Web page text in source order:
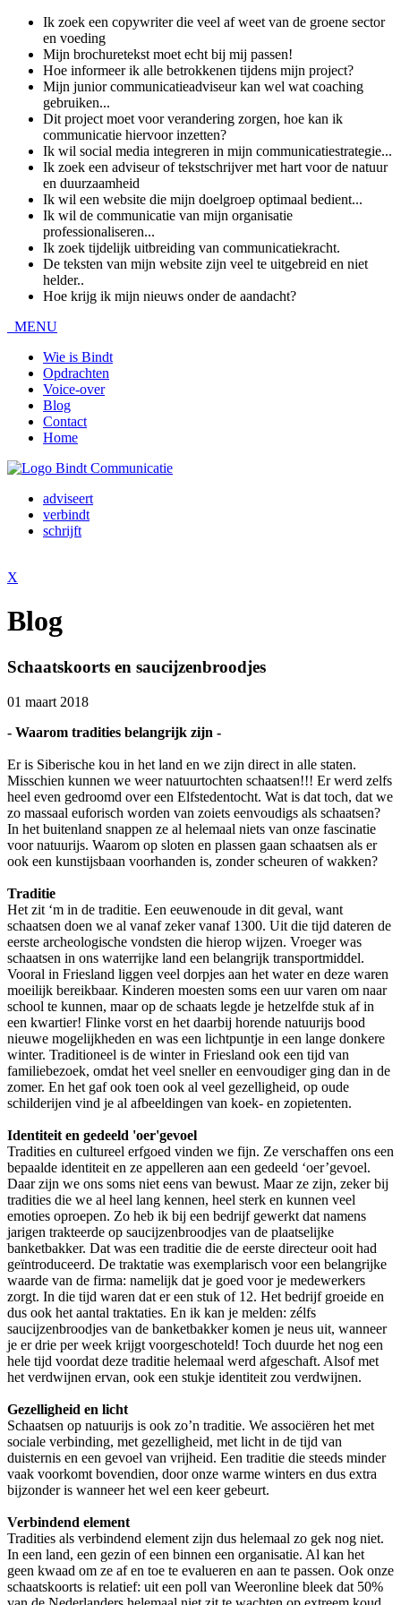
Ik zoek een copywriter die veel af weet van de groene sector
en voeding
Mijn brochuretekst moet echt bij mij passen!
Hoe informeer ik alle betrokkenen tijdens mijn project?
Mijn junior communicatieadviseur kan wel wat coaching
gebruiken...
Dit project moet voor verandering zorgen, hoe kan ik
communicatie hiervoor inzetten?
Ik wil social media integreren in mijn communicatiestrategie...
Ik zoek een adviseur of tekstschrijver met hart voor de natuur
en duurzaamheid
Ik wil een website die mijn doelgroep optimaal bedient...
Ik wil de communicatie van mijn organisatie
professionaliseren...
Ik zoek tijdelijk uitbreiding van communicatiekracht.
De teksten van mijn website zijn veel te uitgebreid en niet
helder..
Hoe krijg ik mijn nieuws onder de aandacht?
MENU
Wie is Bindt
Opdrachten
Voice-over
Blog
Contact
Home
adviseert
verbindt
schrijft
X
Blog
Schaatskoorts en saucijzenbroodjes
01 maart 2018
- Waarom tradities belangrijk zijn -
Er is Siberische kou in het land en we zijn direct in alle staten.
Misschien kunnen we weer natuurtochten schaatsen!!! Er werd zelfs
heel even gedroomd over een Elfstedentocht. Wat is dat toch, dat we
zo massaal euforisch worden van zoiets eenvoudigs als schaatsen?
In het buitenland snappen ze al helemaal niets van onze fascinatie
voor natuurijs. Waarom op sloten en plassen gaan schaatsen als er
ook een kunstijsbaan voorhanden is, zonder scheuren of wakken?
Traditie
Het zit ‘m in de traditie. Een eeuwenoude in dit geval, want
schaatsen doen we al vanaf zeker vanaf 1300. Uit die tijd dateren de
eerste archeologische vondsten die hierop wijzen. Vroeger was
schaatsen in ons waterrijke land een belangrijk transportmiddel.
Vooral in Friesland liggen veel dorpjes aan het water en deze waren
moeilijk bereikbaar. Kinderen moesten soms een uur varen om naar
school te kunnen, maar op de schaats legde je hetzelfde stuk af in
een kwartier! Flinke vorst en het daarbij horende natuurijs bood
nieuwe mogelijkheden en was een lichtpuntje in een lange donkere
winter. Traditioneel is de winter in Friesland ook een tijd van
familiebezoek, omdat het veel sneller en eenvoudiger ging dan in de
zomer. En het gaf ook toen ook al veel gezelligheid, op oude
schilderijen vind je al afbeeldingen van koek- en zopietenten.
Identiteit en gedeeld 'oer'gevoel
Tradities en cultureel erfgoed vinden we fijn. Ze verschaffen ons een
bepaalde identiteit en ze appelleren aan een gedeeld ‘oer’gevoel.
Daar zijn we ons soms niet eens van bewust. Maar ze zijn, zeker bij
tradities die we al heel lang kennen, heel sterk en kunnen veel
emoties oproepen. Zo heb ik bij een bedrijf gewerkt dat namens
jarigen trakteerde op saucijzenbroodjes van de plaatselijke
banketbakker. Dat was een traditie die de eerste directeur ooit had
geïntroduceerd. De traktatie was exemplarisch voor een belangrijke
waarde van de firma: namelijk dat je goed voor je medewerkers
zorgt. In die tijd waren dat er een stuk of 12. Het bedrijf groeide en
dus ook het aantal traktaties. En ik kan je melden: zélfs
saucijzenbroodjes van de banketbakker komen je neus uit, wanneer
je er drie per week krijgt voorgeschoteld! Toch duurde het nog een
hele tijd voordat deze traditie helemaal werd afgeschaft. Alsof met
het verdwijnen ervan, ook een stukje identiteit zou verdwijnen.
Gezelligheid en licht
Schaatsen op natuurijs is ook zo’n traditie. We associëren het met
sociale verbinding, met gezelligheid, met licht in de tijd van
duisternis en een gevoel van vrijheid. Een traditie die steeds minder
vaak voorkomt bovendien, door onze warme winters en dus extra
bijzonder is wanneer het wel een keer gebeurt.
Verbindend element
Tradities als verbindend element zijn dus helemaal zo gek nog niet.
In een land, een gezin of een binnen een organisatie. Al kan het
geen kwaad om ze af en toe te evalueren en aan te passen. Ook onze
schaatskoorts is relatief: uit een poll van Weeronline bleek dat 50%